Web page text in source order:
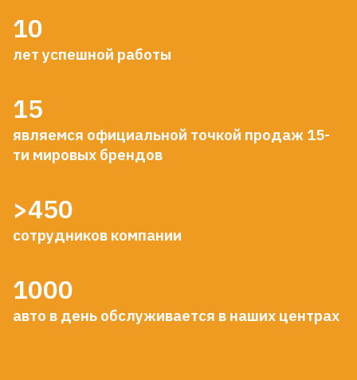
10
лет успешной работы
15
являемся официальной точкой продаж 15-
ти мировых брендов
>450
сотрудников компании
1000
авто в день обслуживается в наших центрах